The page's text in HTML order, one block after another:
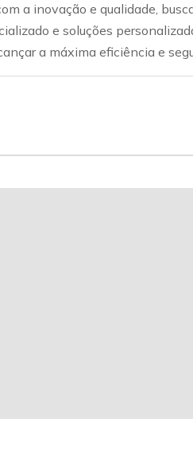
a inovação e qualidade,
e soluções
a máxima eficiência e